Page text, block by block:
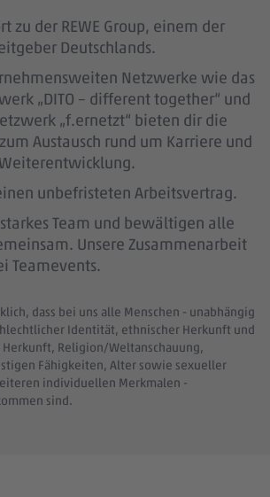
zu der REWE Group, einem der
Deutschlands.
Netzwerke wie das
„DITO – different together“ und
„f.ernetzt“ bieten dir die
Austausch rund um Karriere und
unbefristeten Arbeitsvertrag.
Team und bewältigen alle
Unsere Zusammenarbeit
Teamevents.
dass bei uns alle Menschen - unabhängig
Identität, ethnischer Herkunft und
Religion/Weltanschauung,
Fähigkeiten, Alter sowie sexueller
individuellen Merkmalen -
sind.